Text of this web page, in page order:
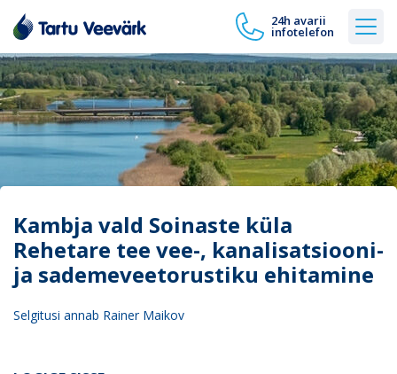
24h avarii
infotelefon
Kambja vald Soinaste küla
Rehetare tee vee-, kanalisatsiooni-
ja sademeveetorustiku ehitamine
Selgitusi annab Rainer Maikov